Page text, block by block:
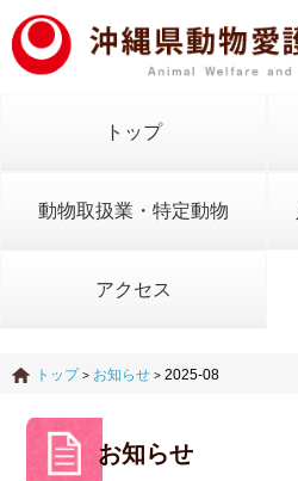
トップ
動物取扱業・特定動物
アクセス
トップ > お知らせ > 2025-08
お知らせ